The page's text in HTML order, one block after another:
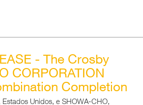
- The Crosby
CORPORATION
Completion
Estados Unidos, e SHOWA-CHO,